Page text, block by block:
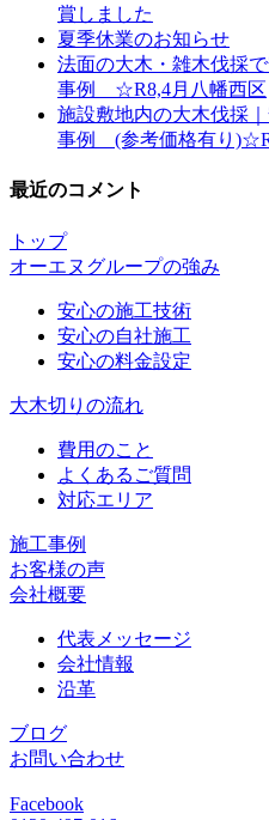
賞しました
夏季休業のお知らせ
法面の大木・雑木伐採
事例 ☆R8,4月八幡西区
施設敷地内の大木伐採
事例 (参考価格有り
最近のコメント
トップ
オーエヌグループの強み
安心の施工技術
安心の自社施工
安心の料金設定
大木切りの流れ
費用のこと
よくあるご質問
対応エリア
施工事例
お客様の声
会社概要
代表メッセージ
会社情報
沿革
ブログ
お問い合わせ
Facebook